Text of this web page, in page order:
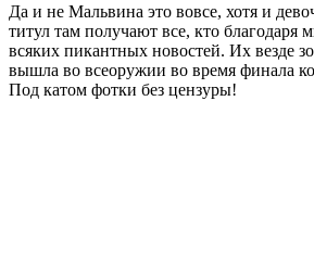
Да и не Мальвина это вовсе, хотя и
титул там получают все, кто
всяких пикантных новостей. Их везде
вышла во всеоружии во время финала
Под катом фотки без цензуры!